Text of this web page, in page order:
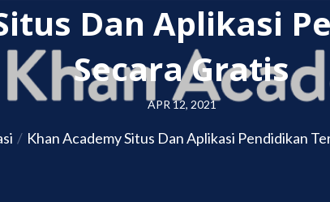
Dan Aplikasi
Secara Gratis
Posted
APR 12, 2021
Khan Academy Situs Dan Aplikasi Pendidikan